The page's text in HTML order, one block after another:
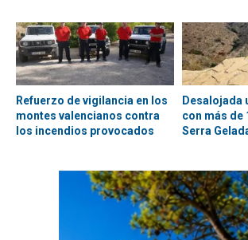
Refuerzo de vigilancia en los
montes valencianos contra
los incendios provocados
Desalojada
con más de
Serra